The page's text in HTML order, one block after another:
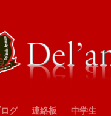
グ 連絡板 中学生